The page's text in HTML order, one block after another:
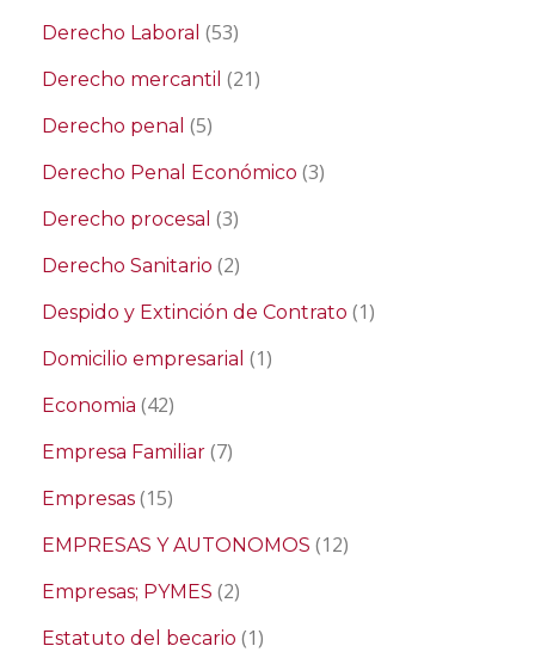
Derecho Laboral (53)
Derecho mercantil (21)
Derecho penal (5)
Derecho Penal Económico (3)
Derecho procesal (3)
Derecho Sanitario (2)
Despido y Extinción de Contrato (1)
Domicilio empresarial (1)
Economia (42)
Empresa Familiar (7)
Empresas (15)
EMPRESAS Y AUTONOMOS (12)
Empresas; PYMES (2)
Estatuto del becario (1)